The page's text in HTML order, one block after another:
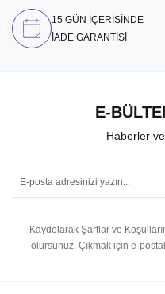
15 GÜN İÇERİSİNDE
İADE GARANTİSİ
E-
Haberler
Kaydolarak Şartlar ve
olursunuz. Çıkmak için e-